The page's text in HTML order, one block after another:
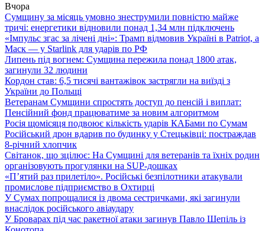
Вчора
Сумщину за місяць умовно знеструмили повністю майже
тричі: енергетики відновили понад 1,34 млн підключень
«Імпульс згас за лічені дні»: Трамп відмовив Україні в Patriot, а
Маск — у Starlink для ударів по РФ
Липень під вогнем: Сумщина пережила понад 1800 атак,
загинули 32 людини
Кордон став: 6,5 тисячі вантажівок застрягли на виїзді з
України до Польщі
Ветеранам Сумщини спростять доступ до пенсій і виплат:
Пенсійний фонд працюватиме за новим алгоритмом
Росія щомісяця подвоює кількість ударів КАБами по Сумам
Російський дрон вдарив по будинку у Стецьківці: постраждав
8-річний хлопчик
Світанок, що зцілює: На Сумщині для ветеранів та їхніх родин
організовують прогулянки на SUP-дошках
«П’ятий раз прилетіло». Російські безпілотники атакували
промислове підприємство в Охтирці
У Сумах попрощалися із двома сестричками, які загинули
внаслідок російського авіаудару
У Броварах під час ракетної атаки загинув Павло Шепіль із